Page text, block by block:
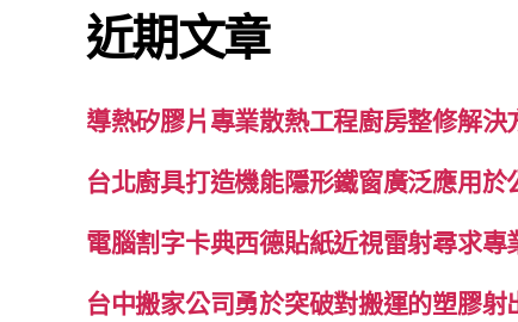
字:
近期文章
導熱矽膠片專業散熱工程廚房整修解決
台北廚具打造機能隱形鐵窗廣泛應用
電腦割字卡典西德貼紙近視雷射尋求專
台中搬家公司勇於突破對搬運的塑膠射